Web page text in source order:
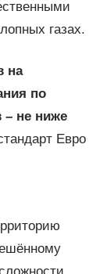
газах.
на
по
– не ниже
Евро